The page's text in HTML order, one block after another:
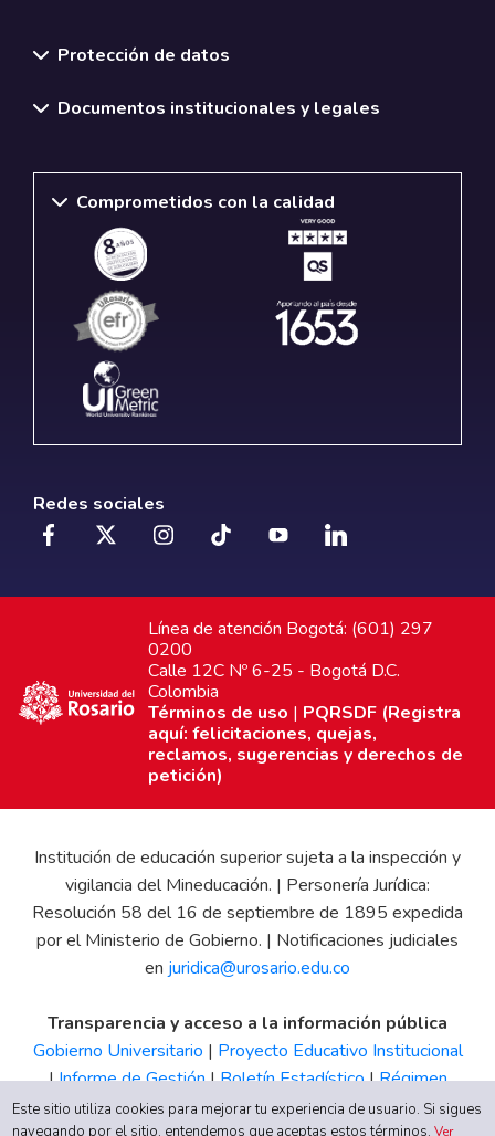
Protección de datos
Documentos institucionales y legales
Comprometidos con la calidad
Redes sociales
Línea de atención Bogotá: (601) 297
0200
Calle 12C Nº 6-25 - Bogotá D.C.
Colombia
Términos de uso | PQRSDF (Registra
aquí: felicitaciones, quejas,
reclamos, sugerencias y derechos de
petición)
Institución de educación superior sujeta a la inspección y
vigilancia del Mineducación. | Personería Jurídica:
Resolución 58 del 16 de septiembre de 1895 expedida
por el Ministerio de Gobierno. | Notificaciones judiciales
en juridica@urosario.edu.co
Transparencia y acceso a la información pública
Gobierno Universitario | Proyecto Educativo Institucional
|Informe de Gestión|Boletín Estadístico|Régimen
Tributario|Estados Financieros |Código de Ética| Canal
Este sitio utiliza cookies para mejorar tu experiencia de usuario. Si sigues
navegando por el sitio, entendemos que aceptas estos términos.Ver